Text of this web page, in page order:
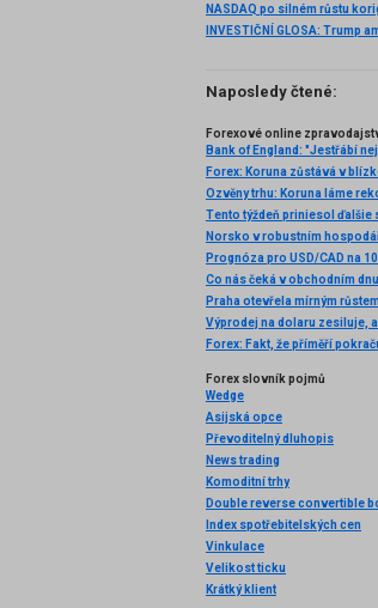
Naposledy čtené:
Forexové online
Bank of England: "Jestřábí
Forex: Koruna zůstává v
Ozvěny trhu: Koruna láme
Norsko v robustním
Prognóza pro USD/CAD na
Co nás čeká v obchodním
Praha otevřela mírným růstem
Forex: Fakt, že příměří
Forex slovník pojmů
Wedge
Asijská opce
Převoditelný dluhopis
News trading
Komoditní trhy
Double reverse convertible
Index spotřebitelských cen
Vinkulace
Velikost ticku
Krátký klient